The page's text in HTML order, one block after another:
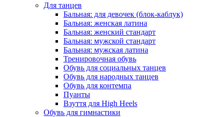
Для танцев
Бальная: для девочек (блок-каблук)
Бальная: женская латина
Бальная: женский стандарт
Бальная: мужской стандарт
Бальная: мужская латина
Тренировочная обувь
Обувь для социальных танцев
Обувь для народных танцев
Обувь для контемпа
Пуанты
Взуття для High Heels
Обувь для гимнастики